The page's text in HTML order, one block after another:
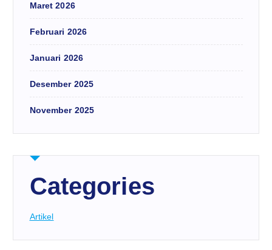
Maret 2026
Februari 2026
Januari 2026
Desember 2025
November 2025
Categories
Artikel